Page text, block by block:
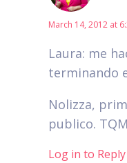
March 14, 2012 at
Laura: me
terminando
Nolizza,
publico.
Log in to Reply